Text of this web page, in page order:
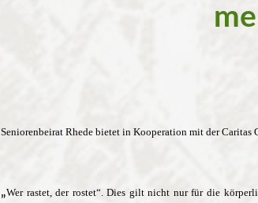
Seniorenbeirat Rhede bietet in Kooperation mit der Caritas
„Wer rastet, der rostet“. Dies gilt nicht nur für die